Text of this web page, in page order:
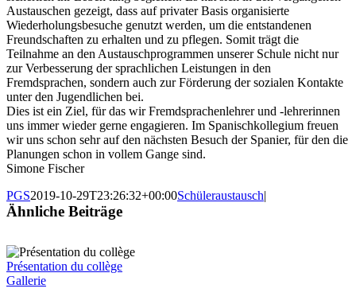
Austauschen gezeigt, dass auf privater Basis organisierte
Wiederholungsbesuche genutzt werden, um die entstandenen
Freundschaften zu erhalten und zu pflegen. Somit trägt die
Teilnahme an den Austauschprogrammen unserer Schule nicht nur
zur Verbesserung der sprachlichen Leistungen in den
Fremdsprachen, sondern auch zur Förderung der sozialen Kontakte
unter den Jugendlichen bei.
Dies ist ein Ziel, für das wir Fremdsprachenlehrer und -lehrerinnen
uns immer wieder gerne engagieren. Im Spanischkollegium freuen
wir uns schon sehr auf den nächsten Besuch der Spanier, für den die
Planungen schon in vollem Gange sind.
Simone Fischer
PGS2019-10-29T23:26:32+00:00Schüleraustausch|
Ähnliche Beiträge
Présentation du collège
Gallerie